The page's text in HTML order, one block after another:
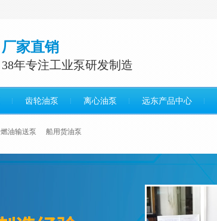
厂家直销
38年专注工业泵研发制造
齿轮油泵 离心油泵 远东产品中心
燃油输送泵 船用货油泵